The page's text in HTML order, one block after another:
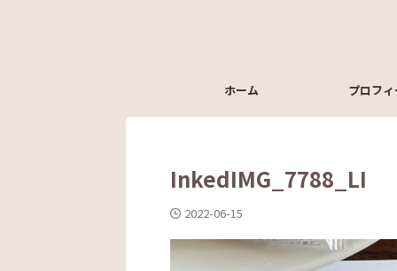
ホーム プロフ
InkedIMG_7788_LI
2022-06-15